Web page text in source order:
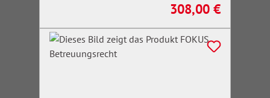
Regulärer Preis:
308,00 €